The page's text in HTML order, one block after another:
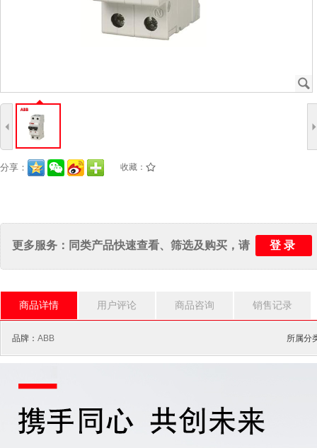
J
4
分享： 收藏： /
更多服务：同类产品快速查看、筛选及购买，请 登录
商品详情 用户评论 商品咨询 销售记录
品牌： ABB 所属分